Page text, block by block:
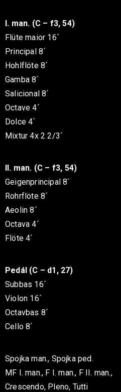
I. man. (C – f3, 54)
Flüte maior 16´
Principal 8´
Hohlflöte 8´
Gamba 8´
Salicional 8´
Octave 4´
Dolce 4´
Mixtur 4x 2 2/3´
II. man. (C – f3, 54)
Geigenprincipal 8´
Rohrflöte 8´
Aeolin 8´
Octava 4´
Flöte 4´
Pedál (C – d1, 27)
Subbas 16´
Violon 16´
Octavbas 8´
Cello 8´
Spojka man., Spojka ped.
MF I. man., F I. man., F II. man.,
Crescendo, Pleno, Tutti